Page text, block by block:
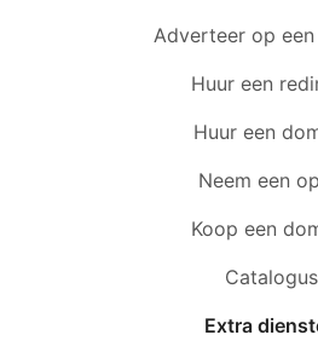
Adverteer op
Huur een
Huur een
Neem een
Koop een
Catalogus
Extra